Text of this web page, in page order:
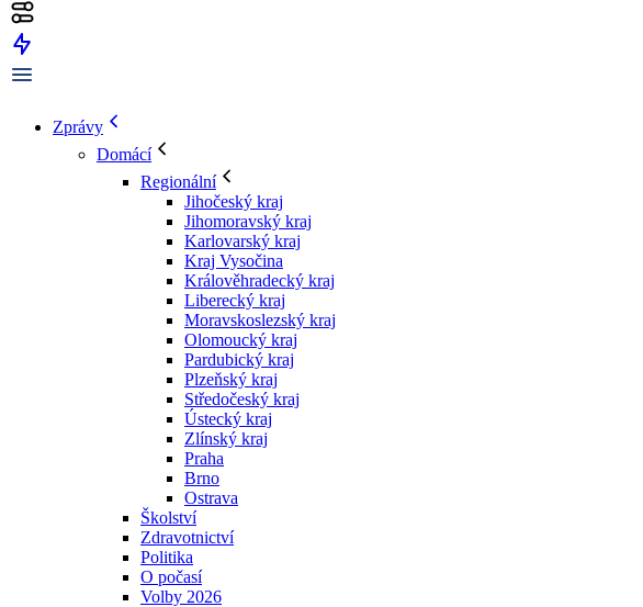
Zprávy
Domácí
Regionální
Jihočeský kraj
Jihomoravský kraj
Karlovarský kraj
Kraj Vysočina
Králověhradecký kraj
Liberecký kraj
Moravskoslezský kraj
Olomoucký kraj
Pardubický kraj
Plzeňský kraj
Středočeský kraj
Ústecký kraj
Zlínský kraj
Praha
Brno
Ostrava
Školství
Zdravotnictví
Politika
O počasí
Volby 2026